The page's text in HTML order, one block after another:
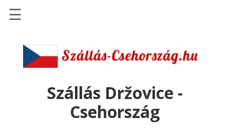
Szállások
Szállásinfo.eu
pénzvisszatérítéssel
☰
Szállás Držovice -
Csehország